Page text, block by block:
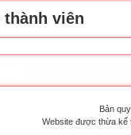
thành viên
Bản
Website được thừa